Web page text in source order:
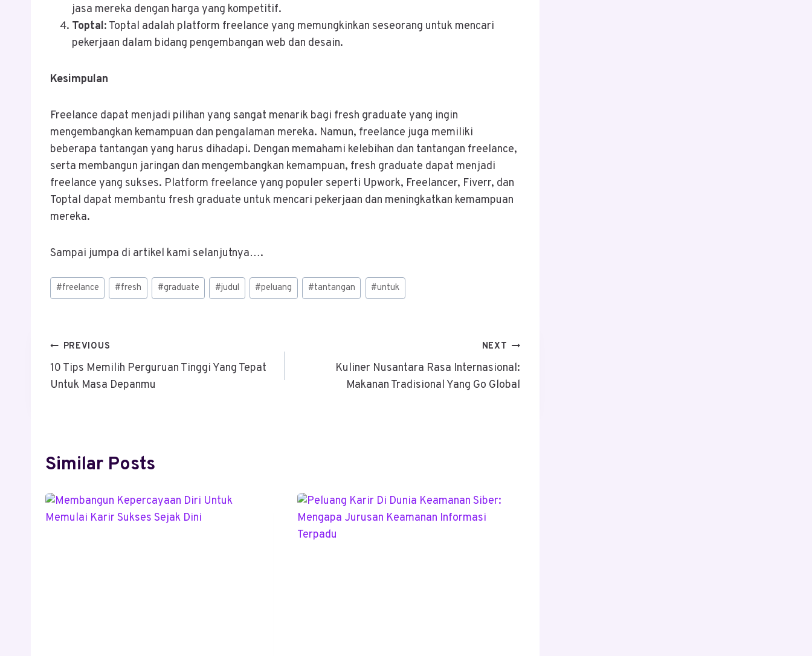
jasa mereka dengan harga yang kompetitif.
Toptal: Toptal adalah platform freelance yang memungkinkan seseorang untuk mencari
pekerjaan dalam bidang pengembangan web dan desain.
Kesimpulan
Freelance dapat menjadi pilihan yang sangat menarik bagi fresh graduate yang ingin
mengembangkan kemampuan dan pengalaman mereka. Namun, freelance juga memiliki
beberapa tantangan yang harus dihadapi. Dengan memahami kelebihan dan tantangan freelance,
serta membangun jaringan dan mengembangkan kemampuan, fresh graduate dapat menjadi
freelance yang sukses. Platform freelance yang populer seperti Upwork, Freelancer, Fiverr, dan
Toptal dapat membantu fresh graduate untuk mencari pekerjaan dan meningkatkan kemampuan
mereka.
Sampai jumpa di artikel kami selanjutnya….
Post
Tags:
#freelance #fresh #graduate #judul #peluang #tantangan #untuk
Post
Navigation
PREVIOUS
10 Tips Memilih Perguruan Tinggi Yang Tepat
Untuk Masa Depanmu
NEXT
Kuliner Nusantara Rasa Internasional:
Makanan Tradisional Yang Go Global
Similar Posts